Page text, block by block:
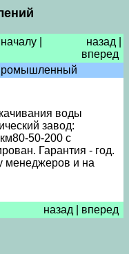
началу назад
вперед
воды
завод:
50-200 с
Гарантия - год.
менеджеров и на
назад вперед